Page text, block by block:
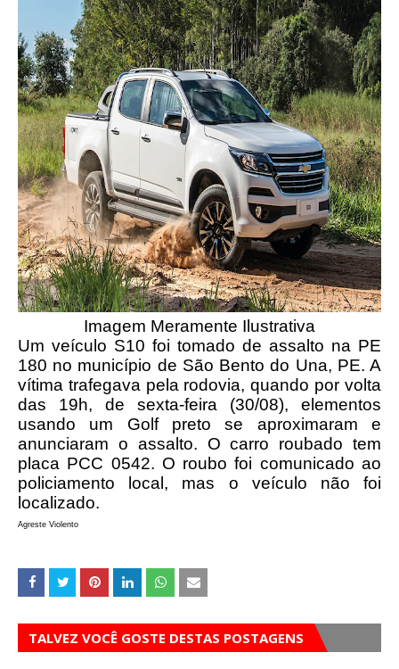
Imagem Meramente Ilustrativa
Um veículo S10 foi tomado de assalto na PE
180 no município de São Bento do Una, PE. A
vítima trafegava pela rodovia, quando por volta
das 19h, de sexta-feira (30/08), elementos
usando um Golf preto se aproximaram e
anunciaram o assalto. O carro roubado tem
placa PCC 0542. O roubo foi comunicado ao
policiamento local, mas o veículo não foi
localizado.
Agreste Violento
TALVEZ VOCÊ GOSTE DESTAS POSTAGENS